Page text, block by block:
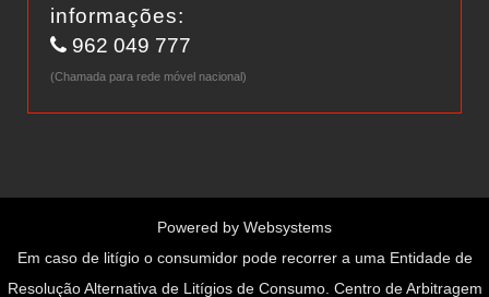
informações:
962 049 777
(Chamada para rede móvel nacional)
Powered by Websystems
Em caso de litígio o consumidor pode recorrer a uma Entidade de
Resolução Alternativa de Litígios de Consumo. Centro de Arbitragem